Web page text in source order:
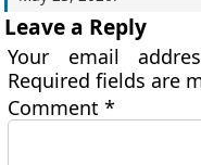
Leave a Reply
Your email
Required fields are
Comment*